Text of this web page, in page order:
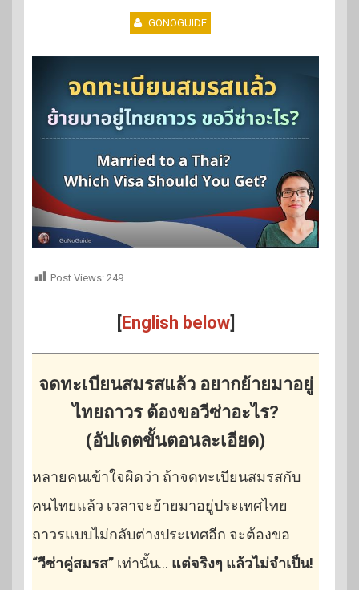
GONOGUIDE
Post Views: 249
[English below]
จดทะเบียนสมรสแล้ว อยากย้ายมาอยู่
ไทยถาวร ต้องขอวีซ่าอะไร?
(อัปเดตขั้นตอนละเอียด)
หลายคนเข้าใจผิดว่า ถ้าจดทะเบียนสมรสกับ
คนไทยแล้ว เวลาจะย้ายมาอยู่ประเทศไทย
ถาวรแบบไม่กลับต่างประเทศอีก จะต้องขอ
“วีซ่าคู่สมรส” เท่านั้น… แต่จริงๆ แล้วไม่จำเป็น!